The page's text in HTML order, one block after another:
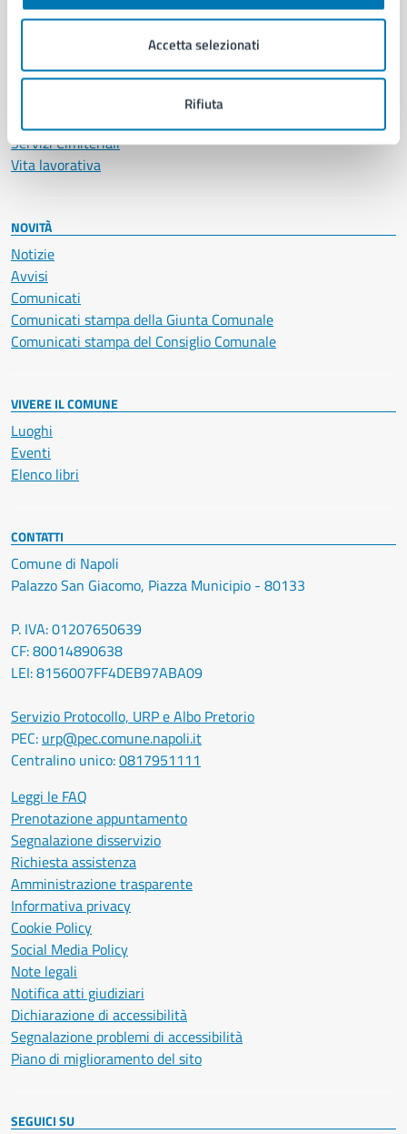
Accetta selezionati
Rifiuta
Cultura e tempo libero
Documenti e certificati
Educazione e formazione
Giustizia e sicurezza pubblica
Servizi Cimiteriali
Vita lavorativa
NOVITÀ
Notizie
Avvisi
Comunicati
Comunicati stampa della Giunta Comunale
Comunicati stampa del Consiglio Comunale
VIVERE IL COMUNE
Luoghi
Eventi
Elenco libri
CONTATTI
Comune di Napoli
Palazzo San Giacomo, Piazza Municipio - 80133
P. IVA: 01207650639
CF: 80014890638
LEI: 8156007FF4DEB97ABA09
Servizio Protocollo, URP e Albo Pretorio
PEC: urp@pec.comune.napoli.it
Centralino unico:0817951111
Leggi le FAQ
Prenotazione appuntamento
Segnalazione disservizio
Richiesta assistenza
Amministrazione trasparente
Informativa privacy
Cookie Policy
Social Media Policy
Note legali
Notifica atti giudiziari
Dichiarazione di accessibilità
Segnalazione problemi di accessibilità
Piano di miglioramento del sito
SEGUICI SU